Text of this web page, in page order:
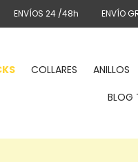
ENVÍOS 24 /48h ENVÍO
COLLARES ANILLOS
BLOG